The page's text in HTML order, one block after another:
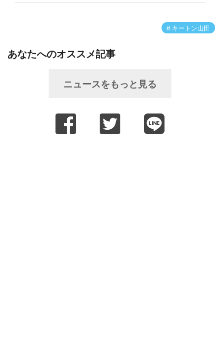
キートン山田
あなたへのオススメ記事
ニュースをもっと見る